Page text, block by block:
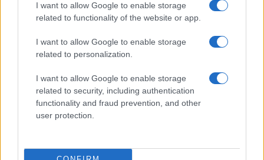
I want to allow Google to enable storage
related to functionality of the website or app.
I want to allow Google to enable storage
related to personalization.
I want to allow Google to enable storage
related to security, including authentication
functionality and fraud prevention, and other
user protection.